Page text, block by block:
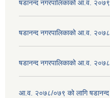
षडानन्द नगरपालिकाको आ.व.
षडानन्द नगरपालिकाको आ.व.
षडानन्द नगरपालिकाको आ.व.
आ.व. २०७८/०७९ को लागि षडानन्द